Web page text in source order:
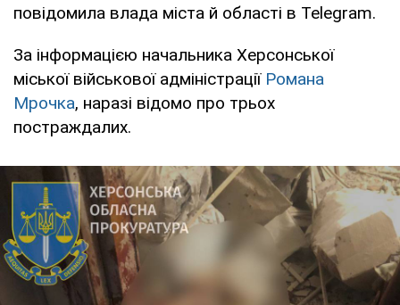
повідомила влада міста й області в Telegram.
За інформацією начальника Херсонської
міської військової адміністрації Романа
Мрочка, наразі відомо про трьох
постраждалих.